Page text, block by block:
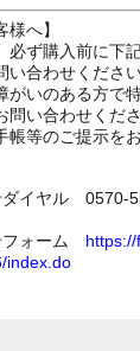
様へ】
必ず購入前に下
い合わせください
がいのある方で
い合わせくださ
等のご提示を
ダイヤル 0570-
フォーム
index.do